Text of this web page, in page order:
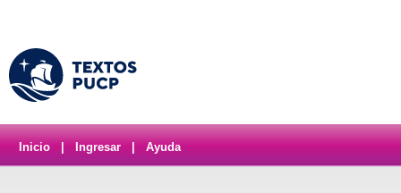
Inicio Ingresar Ayuda